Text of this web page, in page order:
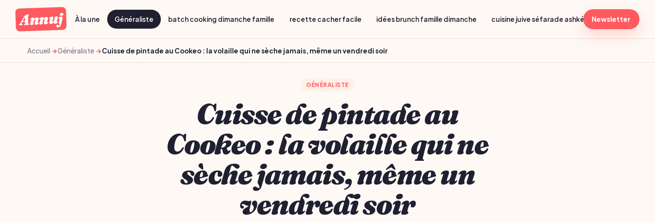
Annuj À la une Généraliste batch cooking dimanche famille recette cacher facile idées brunch famille dimanche cuisine juive séfarade ashkénaze menu
Newsletter
Accueil Généraliste Cuisse de pintade au Cookeo : la volaille qui ne sèche jamais, même un vendredi soir
GÉNÉRALISTE
Cuisse de pintade au
Cookeo : la volaille qui ne
sèche jamais, même un
vendredi soir